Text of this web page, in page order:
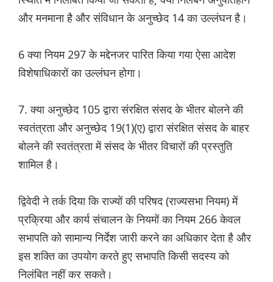
और मनमाना है और संविधान के अनुच्छेद 14 का उल्लंघन है।
6 क्या नियम 297 के मद्देनजर पारित किया गया ऐसा आदेश
विशेषाधिकारों का उल्लंघन होगा।
7. क्या अनुच्छेद 105 द्वारा संरक्षित संसद के भीतर बोलने की
स्वतंत्रता और अनुच्छेद 19(1)(ए) द्वारा संरक्षित संसद के बाहर
बोलने की स्वतंत्रता में संसद के भीतर विचारों की प्रस्तुति
शामिल है।
द्विवेदी ने तर्क दिया कि राज्यों की परिषद (राज्यसभा नियम) में
प्रक्रिया और कार्य संचालन के नियमों का नियम 266 केवल
सभापति को सामान्य निर्देश जारी करने का अधिकार देता है और
इस शक्ति का उपयोग करते हुए सभापति किसी सदस्य को
निलंबित नहीं कर सकते।